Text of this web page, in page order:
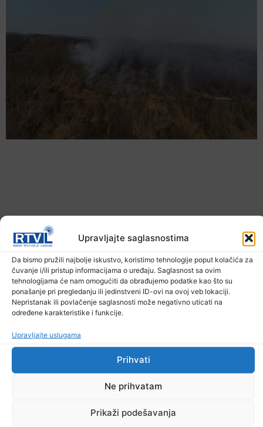
Upravljajte saglasnostima
Da bismo pružili najbolje iskustvo, koristimo tehnologije poput kolačića za
čuvanje i/ili pristup informacijama o uređaju. Saglasnost sa ovim
tehnologijama će nam omogućiti da obrađujemo podatke kao što su
ponašanje pri pregledanju ili jedinstveni ID-ovi na ovoj veb lokaciji.
Nepristanak ili povlačenje saglasnosti može negativno uticati na
određene karakteristike i funkcije.
Upravljajte uslugama
Prihvati
Ne prihvatam
Prikaži podešavanja
U TK povećan broj požara
7. Augusta 2026.